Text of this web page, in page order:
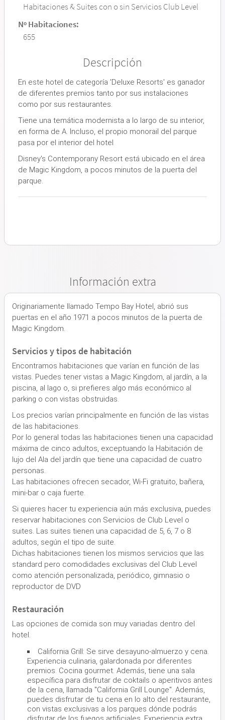
Habitaciones & Suites con o sin Servicios Club Level
Nº Habitaciones:
655
Descripción
En este hotel de categoría 'Deluxe Resorts' es ganador
de diferentes premios tanto por sus instalaciones
como por sus restaurantes.
Tiene una temática modernista a lo largo de su interior,
en forma de A. Incluso, el propio monorail del parque
pasa por el interior del hotel
Disney's Contemporany Resort está ubicado en el área
de Magic Kingdom, a pocos minutos de la puerta del
parque.
Información extra
Originariamente llamado Tempo Bay Hotel, abrió sus
puertas en el año 1971 a pocos minutos de la puerta de
Magic Kingdom.
Servicios y tipos de habitación
Encontramos habitaciones que varían en función de las
vistas. Puedes tener vistas a Magic Kingdom, al jardín, a la
piscina, al lago o, si prefieres algo más económico al
parking o con vistas obstruidas.
Los precios varían principalmente en función de las vistas
de las habitaciones.
Por lo general todas las habitaciones tienen una capacidad
máxima de cinco adultos, exceptuando la Habitación de
lujo del Ala del jardín que tiene una capacidad de cuatro
personas.
Las habitaciones ofrecen secador, Wi-Fi gratuito, bañera,
mini-bar o caja fuerte.
Si quieres hacer tu experiencia aún más exclusiva, puedes
reservar habitaciones con Servicios de Club Level o
suites. Las suites tienen una capacidad de 5, 6, 7 o 8
adultos, según el tipo de suite.
Dichas habitaciones tienen los mismos servicios que las
standard pero comodidades exclusivas del Club Level
como atención personalizada, periódico, gimnasio o
reproductor de DVD
Restauración
Las opciones de comida son muy variadas dentro del
hotel.
California Grill: Se sirve desayuno-almuerzo y cena.
Experiencia culinaria, galardonada por diferentes
premios. Cocina gourmet. Además, tiene una sala
específica para disfrutar de coktails o aperitivos antes
de la cena, llamada ''California Grill Lounge''. Además,
puedes disfrutar de tu cena en lo alto del restaurante,
con vistas exclusivas a los parques dónde podrás